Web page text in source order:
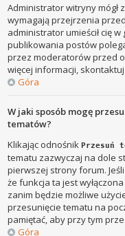
Administrator witryny mógł
wymagają przejrzenia
administrator umieścił cię
publikowania postów
przez moderatorów przed
więcej informacji,
Góra
W jaki sposób mogę
tematów?
Klikając odnośnikPrzesuń
tematu zazwyczaj na dole
pierwszej strony forum.
że funkcja ta jest
zanim będzie możliwe
przesunięcie tematu na
pamiętać, aby przy tym
Góra